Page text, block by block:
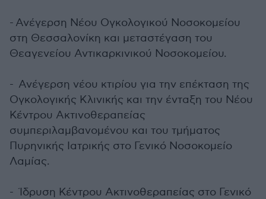
- Ανέγερση Νέου Ογκολογικού Νοσοκομείου
στη Θεσσαλονίκη και μεταστέγαση του
Θεαγενείου Αντικαρκινικού Νοσοκομείου.
- Ανέγερση νέου κτιρίου για την επέκταση της
Ογκολογικής Κλινικής και την ένταξη του Νέου
Κέντρου Ακτινοθεραπείας
συμπεριλαμβανομένου και του τμήματος
Πυρηνικής Ιατρικής στο Γενικό Νοσοκομείο
Λαμίας.
- Ίδρυση Κέντρου Ακτινοθεραπείας στο Γενικό